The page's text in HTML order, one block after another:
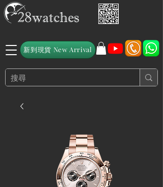
新到現貨 New Arrival